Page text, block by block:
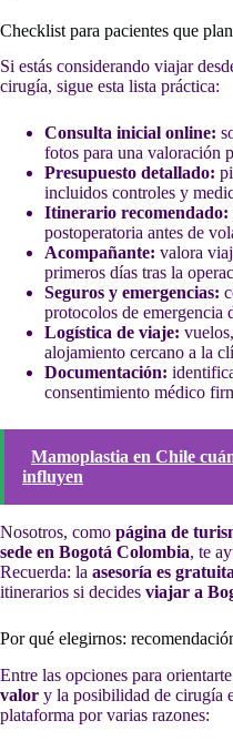
Checklist para pacientes que
Si estás considerando viajar
cirugía, sigue esta lista práctica:
Consulta inicial online:
fotos para una valoración
Presupuesto detallado:
incluidos controles y
Itinerario recomendado:
postoperatoria antes de
Acompañante: valora
primeros días tras la
Seguros y emergencias:
protocolos de emergencia
Logística de viaje:
alojamiento cercano a la
Documentación:
consentimiento médico
Mamoplastia en Chile
influyen
Nosotros, como página de
sede en Bogotá Colombia, te
Recuerda: la asesoría es gratuita
itinerarios si decides viajar a
Por qué elegirnos:
Entre las opciones para
valor y la posibilidad de cirugía
plataforma por varias razones: